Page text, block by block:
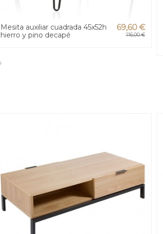
Mesita auxiliar cuadrada 45x52h
hierro y pino decapé
69,60 €
116,00 €